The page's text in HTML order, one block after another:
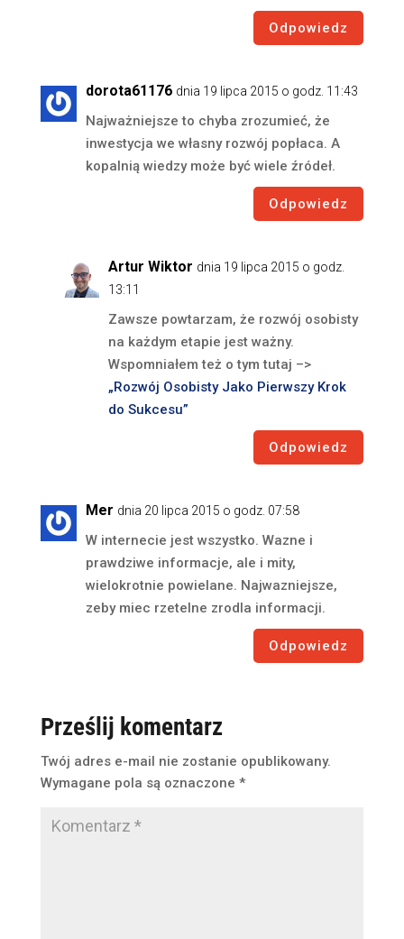
Odpowiedz
dorota61176 dnia 19 lipca 2015 o godz. 11:43
Najważniejsze to chyba zrozumieć, że
inwestycja we własny rozwój popłaca. A
kopalnią wiedzy może być wiele źródeł.
Odpowiedz
Artur Wiktor dnia 19 lipca 2015 o godz.
13:11
Zawsze powtarzam, że rozwój osobisty
na każdym etapie jest ważny.
Wspomniałem też o tym tutaj –>
„Rozwój Osobisty Jako Pierwszy Krok
do Sukcesu”
Odpowiedz
Mer dnia 20 lipca 2015 o godz. 07:58
W internecie jest wszystko. Wazne i
prawdziwe informacje, ale i mity,
wielokrotnie powielane. Najwazniejsze,
zeby miec rzetelne zrodla informacji.
Odpowiedz
Prześlij komentarz
Twój adres e-mail nie zostanie opublikowany.
Wymagane pola są oznaczone *